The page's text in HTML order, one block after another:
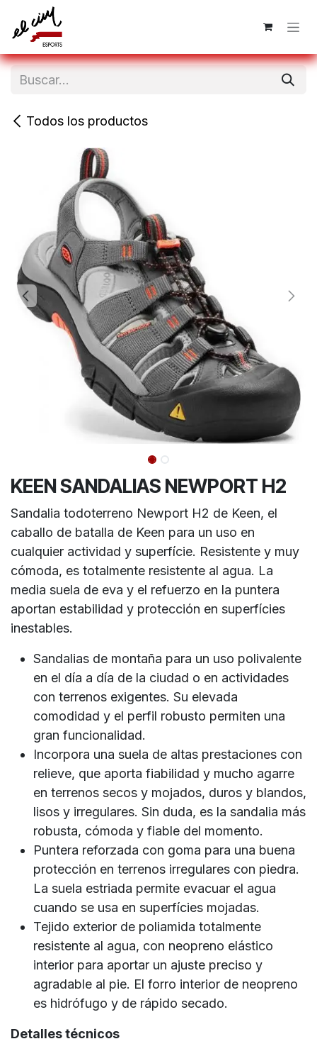
Ir al contenido
Todos los productos
KEEN SANDALIAS NEWPORT H2
Sandalia todoterreno Newport H2 de Keen, el
caballo de batalla de Keen para un uso en
cualquier actividad y superfície. Resistente y muy
cómoda, es totalmente resistente al agua. La
media suela de eva y el refuerzo en la puntera
aportan estabilidad y protección en superfícies
inestables.
Sandalias de montaña para un uso polivalente
en el día a día de la ciudad o en actividades
con terrenos exigentes. Su elevada
comodidad y el perfil robusto permiten una
gran funcionalidad.
Incorpora una suela de altas prestaciones con
relieve, que aporta fiabilidad y mucho agarre
en terrenos secos y mojados, duros y blandos,
lisos y irregulares. Sin duda, es la sandalia más
robusta, cómoda y fiable del momento.
Puntera reforzada con goma para una buena
protección en terrenos irregulares con piedra.
La suela estriada permite evacuar el agua
cuando se usa en superfícies mojadas.
Tejido exterior de poliamida totalmente
resistente al agua, con neopreno elástico
interior para aportar un ajuste preciso y
agradable al pie. El forro interior de neopreno
es hidrófugo y de rápido secado.
Detalles técnicos